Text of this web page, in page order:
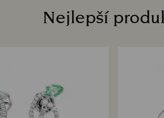
Nejlepší